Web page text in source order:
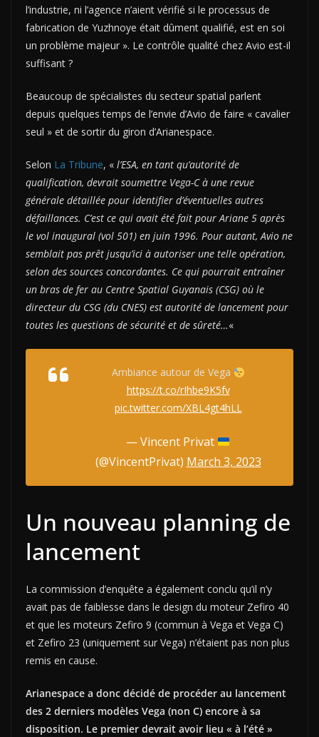
l’industrie, ni l’agence n’aient vérifié si le processus de
fabrication de Yuzhnoye était dûment qualifié, est en soi
un problème majeur ». Le contrôle qualité chez Avio est-il
suffisant ?
Beaucoup de spécialistes du secteur spatial parlent
depuis quelques temps de l’envie d’Avio de faire « cavalier
seul » et de sortir du giron d’Arianespace.
Selon La Tribune, « l’ESA, en tant qu’autorité de
qualification, devrait soumettre Vega-C à une revue
générale détaillée pour identifier d’éventuelles autres
défaillances. C’est ce qui avait été fait pour Ariane 5 après
le vol inaugural (vol 501) en juin 1996. Pour autant, Avio ne
semblait pas prêt jusqu’ici à autoriser une telle opération,
selon des sources concordantes. Ce qui pourrait entraîner
un bras de fer au Centre Spatial Guyanais (CSG) où le
directeur du CSG (du CNES) est autorité de lancement pour
toutes les questions de sécurité et de sûreté…«
Ambiance autour de Vega
https://t.co/rIhbe9K5fv
pic.twitter.com/XBL4gt4hLL
— Vincent Privat
(@VincentPrivat) March 3, 2023
Un nouveau planning de
lancement
La commission d’enquête a également conclu qu’il n’y
avait pas de faiblesse dans le design du moteur Zefiro 40
et que les moteurs Zefiro 9 (commun à Vega et Vega C)
et Zefiro 23 (uniquement sur Vega) n’étaient pas non plus
remis en cause.
Arianespace a donc décidé de procéder au lancement
des 2 derniers modèles Vega (non C) encore à sa
disposition. Le premier devrait avoir lieu « à l’été »